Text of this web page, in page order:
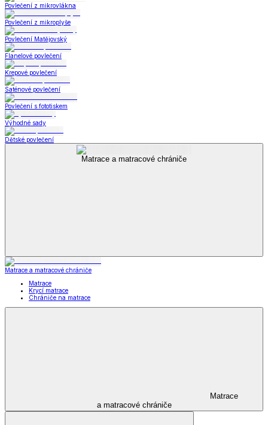
Povlečení z mikrovlákna
Povlečení z mikroplyše
Povlečení Matějovský
Flanelové povlečení
Krepové povlečení
Saténové povlečení
Povlečení s fototiskem
Výhodné sady
Dětské povlečení
Matrace a matracové chrániče
Matrace a matracové chrániče
Matrace
Krycí matrace
Chrániče na matrace
Matrace
a matracové chrániče